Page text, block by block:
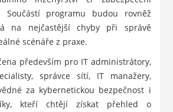
Součástí programu budou rovněž
na nejčastější chyby při správě
scénáře z praxe.
především pro IT administrátory,
správce sítí, IT manažery,
za kybernetickou bezpečnost i
kteří chtějí získat přehled o